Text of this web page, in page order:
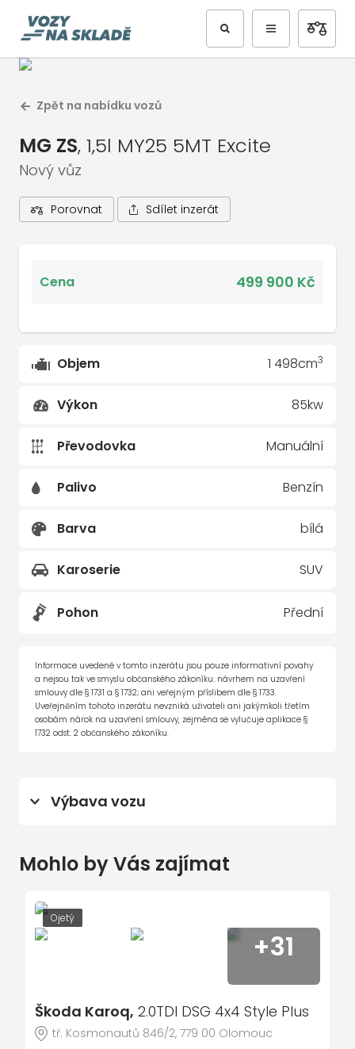
Zpět na nabídku vozů
MG ZS, 1,5l MY25 5MT Excite
Nový vůz
Porovnat Sdílet inzerát
Výbava vozu
6x airbag
airbag řidiče
asistent jízdy v jízdním pruhu
asistent rozjezdu do kopce (HSA)
Mohlo by Vás zajímat
Ojetý
+31
Škoda Karoq, 2.0TDI DSG 4x4 Style Plus
tř. Kosmonautů 846/2, 779 00 Olomouc
Cena 499 900 Kč
Objem 1 498cm3
Výkon 85kw
Převodovka Manuální
Palivo Benzín
Barva bílá
Karoserie SUV
Pohon Přední
Informace uvedené v tomto inzerátu jsou pouze informativní povahy
a nejsou tak ve smyslu občanského zákoníku: návrhem na uzavření
smlouvy dle § 1731 a § 1732; ani veřejným příslibem dle § 1733.
Uveřejněním tohoto inzerátu nevzniká uživateli ani jakýmkoli třetím
osobám nárok na uzavření smlouvy, zejména se vylučuje aplikace §
1732 odst. 2 občanského zákoníku.
Předchozí
Celá galerie vozu